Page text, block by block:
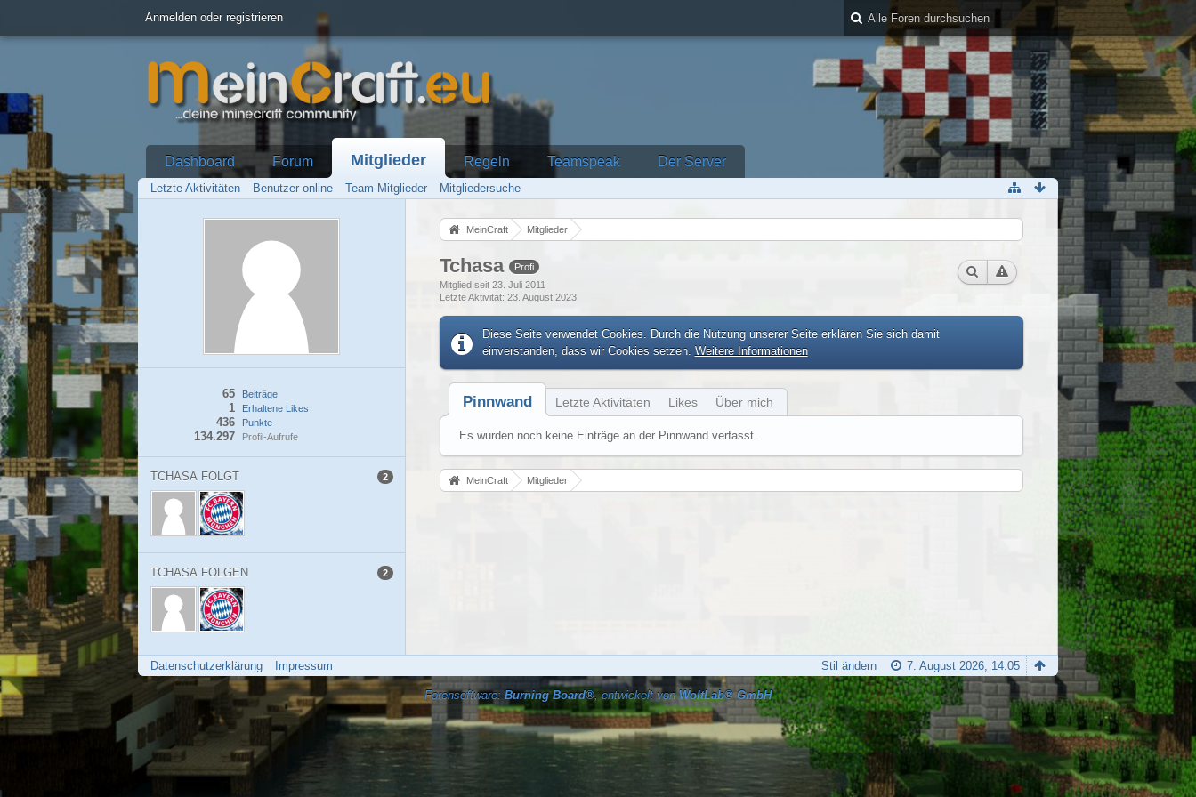
Anmelden oder registrieren
Dashboard Forum Mitglieder Regeln Teamspeak Der Server
Letzte Aktivitäten Benutzer online Team-Mitglieder Mitgliedersuche
Beiträge
65
Erhaltene Likes
1
Punkte
436
Profil-Aufrufe
134.297
TCHASA FOLGT 2
TCHASA FOLGEN 2
MeinCraft Mitglieder
Tchasa
Profi
Mitglied seit 23. Juli 2011
Letzte Aktivität 23. August 2023
Diese Seite verwendet Cookies. Durch die Nutzung unserer Seite erklären Sie sich damit
einverstanden, dass wir Cookies setzen. Weitere Informationen
Pinnwand Letzte Aktivitäten Likes Über mich
Es wurden noch keine Einträge an der Pinnwand verfasst.
MeinCraft Mitglieder
Datenschutzerklärung Impressum 7. August 2026, 14:05
Stil ändern
Forensoftware: Burning Board®, entwickelt vonWoltLab® GmbH